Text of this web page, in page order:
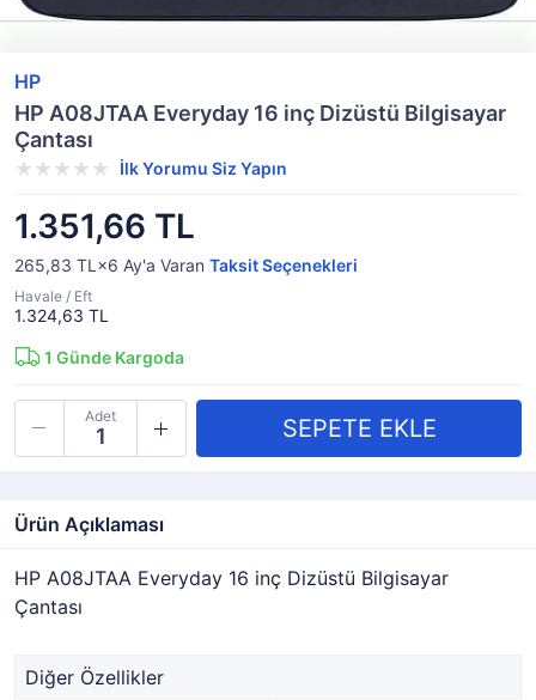
HP
HP A08JTAA Everyday 16 inç Dizüstü Bilgisayar
Çantası
İlk Yorumu Siz Yapın
1.351,66 TL
265,83 TL×6 Ay'a Varan Taksit Seçenekleri
Havale / Eft
1.324,63 TL
1 Günde Kargoda
Adet
Ürün Açıklaması
HP A08JTAA Everyday 16 inç Dizüstü Bilgisayar
Çantası
Diğer Özellikler